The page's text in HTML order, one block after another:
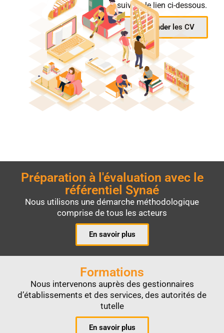
suivant le lien ci-dessous.
Demander les CV
Préparation à l'évaluation avec le
référentiel Synaé
Nous utilisons une démarche méthodologique
comprise de tous les acteurs
En savoir plus
Formations
Nous intervenons auprès des gestionnaires
d’établissements et des services, des autorités de
tutelle
En savoir plus